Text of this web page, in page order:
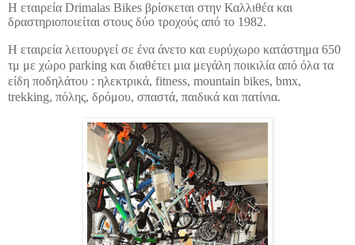
Η εταιρεία Drimalas Bikes βρίσκεται στην Καλλιθέα και
δραστηριοποιείται στους δύο τροχούς από το 1982.
Η εταιρεία λειτουργεί σε ένα άνετο και ευρύχωρο κατάστημα 650
τμ με χώρο parking και διαθέτει μια μεγάλη ποικιλία από όλα τα
είδη ποδηλάτου : ηλεκτρικά, fitness, mountain bikes, bmx,
trekking, πόλης, δρόμου, σπαστά, παιδικά και πατίνια.